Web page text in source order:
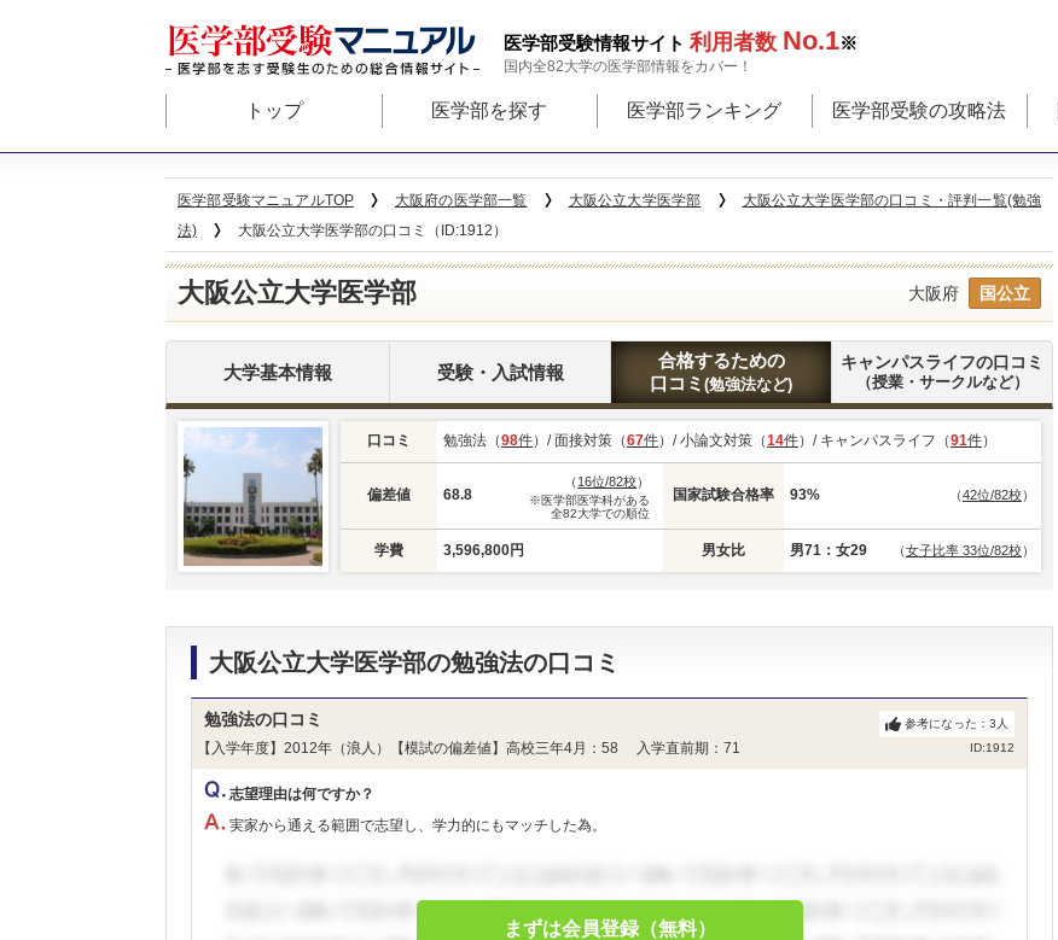
医学部受験情報サイト 利用者数 No.1※
国内全82大学の医学部情報をカバー！
トップ 医学部を探す 医学部ランキング 医学部受験の攻略法
医学部受験マニュアルTOP 大阪府の医学部一覧 大阪公立大学医学部
大阪公立大学医学部の口コミ・評判一覧(勉強
法)
大阪公立大学医学部の口コミ（ID:1912）
大阪公立大学医学部 大阪府 国公立
大学基本情報 受験・入試情報
合格するための
口コミ (勉強法など)
キャンパスライフの口コミ
（授業・サークルなど）
口コミ 勉強法（98件）/ 面接対策（67件）/ 小論文対策（14件）/ キャンパスライフ（91件）
偏差値 68.8
（ 16位/82校）
※医学部医学科がある
全82大学での順位
国家試験合格率 93% （42位/82校）
学費 3,596,800円 男女比 男71：女29 （女子比率 33位/82校）
大阪公立大学医学部の勉強法の口コミ
勉強法の口コミ
【入学年度】2012年（浪人）【模試の偏差値】高校三年4月：58 入学直前期：71 ID:1912
参考になった： 3 人
志望理由は何ですか？
実家から通える範囲で志望し、学力的にもマッチした為。
まずは会員登録（無料）